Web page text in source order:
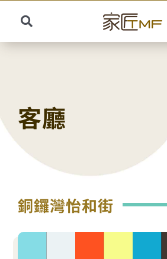
content
Toggle
Navigation
Search
客廳
銅鑼灣怡和街